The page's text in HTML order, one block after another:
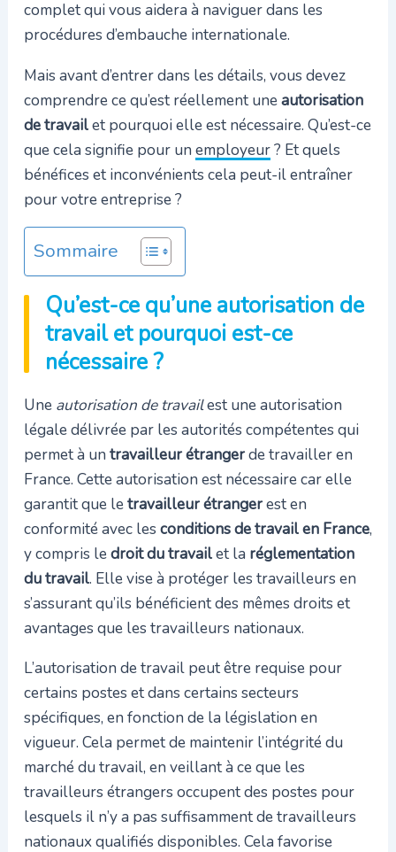
complet qui vous aidera à naviguer dans les
procédures d’embauche internationale.
Mais avant d’entrer dans les détails, vous devez
comprendre ce qu’est réellement uneautorisation
de travailet pourquoi elle est nécessaire. Qu’est-ce
que cela signifie pour un employeur? Et quels
bénéfices et inconvénients cela peut-il entraîner
pour votre entreprise ?
Sommaire
Qu’est-ce qu’une autorisation de
travail et pourquoi est-ce
nécessaire ?
Une autorisation de travailest une autorisation
légale délivrée par les autorités compétentes qui
permet à un travailleur étrangerde travailler en
France. Cette autorisation est nécessaire car elle
garantit que letravailleur étrangerest en
conformité avec les conditions de travail en France,
y compris ledroit du travailet la réglementation
du travail. Elle vise à protéger les travailleurs en
s’assurant qu’ils bénéficient des mêmes droits et
avantages que les travailleurs nationaux.
L’autorisation de travail peut être requise pour
certains postes et dans certains secteurs
spécifiques, en fonction de la législation en
vigueur. Cela permet de maintenir l’intégrité du
marché du travail, en veillant à ce que les
travailleurs étrangers occupent des postes pour
lesquels il n’y a pas suffisamment de travailleurs
nationaux qualifiés disponibles. Cela favorise